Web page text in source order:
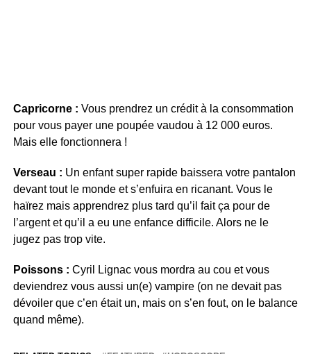
Capricorne : Vous prendrez un crédit à la consommation
pour vous payer une poupée vaudou à 12 000 euros.
Mais elle fonctionnera !
Verseau : Un enfant super rapide baissera votre pantalon
devant tout le monde et s’enfuira en ricanant. Vous le
haïrez mais apprendrez plus tard qu’il fait ça pour de
l’argent et qu’il a eu une enfance difficile. Alors ne le
jugez pas trop vite.
Poissons : Cyril Lignac vous mordra au cou et vous
deviendrez vous aussi un(e) vampire (on ne devait pas
dévoiler que c’en était un, mais on s’en fout, on le balance
quand même).